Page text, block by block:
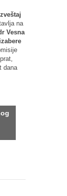
Izveštaj
na
Vesna
dana